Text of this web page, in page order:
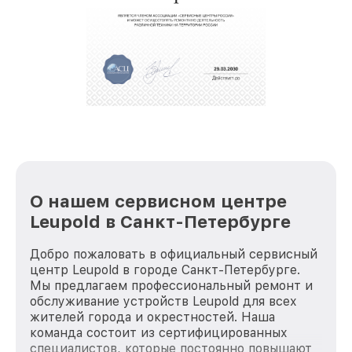
крупногабаритной техники, которые
обеспечат доставку устройств в сервис в
За годы своей деятельности мы получали только
положительные отзывы и обрели отличную
стараемся каждый день делать наш сервис еще
О нашем сервисном центре
Leupold в Санкт-Петербурге
Добро пожаловать в официальный сервисный
центр Leupold в городе Санкт-Петербурге.
Мы предлагаем профессиональный ремонт и
обслуживание устройств Leupold для всех
жителей города и окрестностей. Наша
команда состоит из сертифицированных
специалистов, которые постоянно повышают